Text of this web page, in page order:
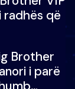
radhës që
Brother
i parë